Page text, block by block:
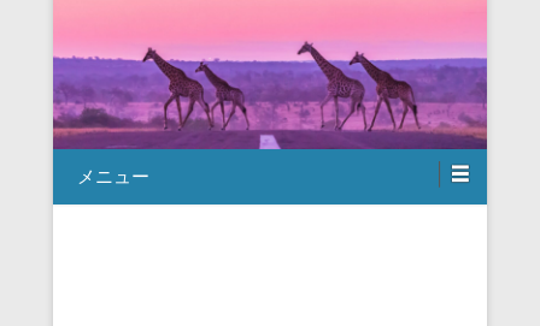
メニュー